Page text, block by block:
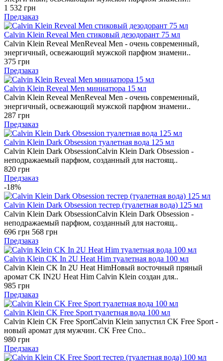
1 532 грн
Предзаказ
Calvin Klein Reveal Men стиковый дезодорант 75 мл
Calvin Klein Reveal MenReveal Men - очень современный,
энергичный, освежающий мужской парфюм знамени..
375 грн
Предзаказ
Calvin Klein Reveal Men миниатюра 15 мл
Calvin Klein Reveal MenReveal Men - очень современный,
энергичный, освежающий мужской парфюм знамени..
287 грн
Предзаказ
Calvin Klein Dark Obsession туалетная вода 125 мл
Calvin Klein Dark ObsessionCalvin Klein Dark Obsession -
неподражаемый парфюм, созданный для настоящ..
820 грн
Предзаказ
-18%
Calvin Klein Dark Obsession тестер (туалетная вода) 125 мл
Calvin Klein Dark ObsessionCalvin Klein Dark Obsession -
неподражаемый парфюм, созданный для настоящ..
696 грн 568 грн
Предзаказ
Calvin Klein CK In 2U Heat Him туалетная вода 100 мл
Calvin Klein CK In 2U Heat HimНовый восточный пряный
аромат CK IN2U Heat Him Calvin Klein создан для..
985 грн
Предзаказ
Calvin Klein CK Free Sport туалетная вода 100 мл
Calvin Klein CK Free SportCalvin Klein запустил CK Free Sport -
новый аромат для мужчин. CK Free Спо..
980 грн
Предзаказ